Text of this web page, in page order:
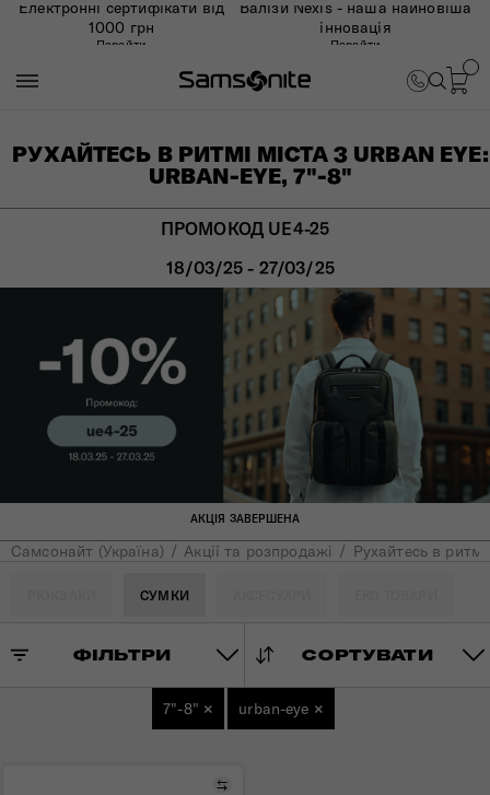
Електронні сертифікати від
1000 грн
Перейти
Валізи Nexis - наша найновіша
інновація
Перейти
РУХАЙТЕСЬ В РИТМІ МІСТА З URBAN EYE:
URBAN-EYE, 7"-8"
ПРОМОКОД UE4-25
18/03/25 - 27/03/25
АКЦІЯ ЗАВЕРШЕНА
Самсонайт (Україна) Акції та розпродажі Рухайтесь в
СУМКИ
ФІЛЬТРИ СОРТУВАТИ
7"-8" × urban-eye ×
Порівняти